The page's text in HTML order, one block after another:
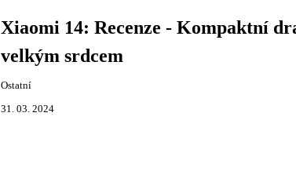
Xiaomi 14: Recenze - Kompaktní
velkým srdcem
Ostatní
31. 03. 2024